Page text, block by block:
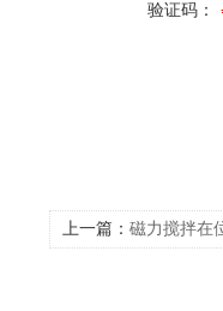
验证码：
上一篇： 磁力搅拌在